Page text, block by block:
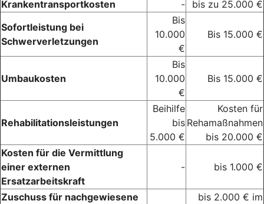
Krankentransportkosten
-
bis zu 25.000 €
Sofortleistung bei
Schwerverletzungen
Bis
10.000
€
Bis 15.000 €
Umbaukosten
Bis
10.000
€
Bis 15.000 €
Rehabilitationsleistungen
Beihilfe
bis
5.000 €
Kosten für
Rehamaßnahmen
bis 20.000 €
Kosten für die Vermittlung
einer externen
Ersatzarbeitskraft
- bis 1.000 €
Zuschuss für nachgewiesene
bis 2.000 € im